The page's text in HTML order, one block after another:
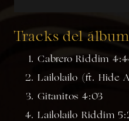
Tracks del álbum
Cabrero Riddim
Lailolailo (ft. Hide
Gitanitos 4:03
Lailolailo Riddim